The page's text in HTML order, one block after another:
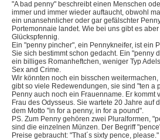
"A bad penny" beschreibt einen Menschen
immer und immer wieder auftaucht, obwohl
ein unansehnlicher oder gar gefälschter
Portemonnaie landet. Wie bei uns gibt es
Glückspfennig.
Ein "penny pincher", ein Pennykneifer, ist ein
Sie sich bestimmt schon gedacht. Ein "penny
ein billiges Romanheftchen, weniger Typ
Sex and Crime.
Wir könnten noch ein bisschen
gibt so viele Redewendungen, sie sind "ten a
Penny auch noch ein Frauenname. Er kommt
Frau des Odysseus. Sie wartete 20 Jahre auf
dem Motto "in for a penny, in for a pound".
PS. Zum Penny gehören zwei Pluralformen,
sind die einzelnen Münzen. Der Begriff
Preise gebraucht: "That´s sixty pence, please."